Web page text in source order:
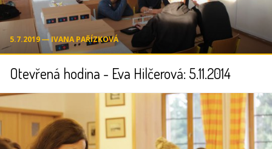
5.7.2019 ― IVANA PAŘÍZKOVÁ
Otevřená hodina - Eva Hilčerová: 5.11.2014